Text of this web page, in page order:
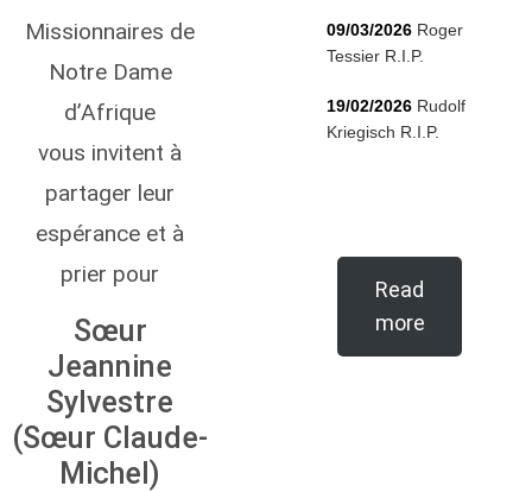
Missionnaires de
Notre Dame
d’Afrique
vous invitent à
partager leur
espérance et à
prier pour
Sœur
Jeannine
Sylvestre
(Sœur Claude-
Michel)
09/03/2026 Roger
Tessier R.I.P.
19/02/2026 Rudolf
Kriegisch R.I.P.
Read
more